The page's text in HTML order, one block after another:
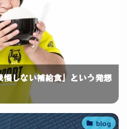
しない補給食」という発想
blog